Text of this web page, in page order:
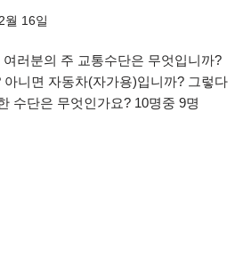
월 16일
러분의 주 교통수단은 무엇입니까?
니면 자동차(자가용)입니까? 그렇다
수단은 무엇인가요? 10명중 9명